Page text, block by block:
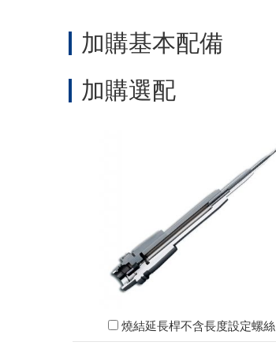
加購基本配備
加購選配
燒結延長桿不含長度設定螺絲